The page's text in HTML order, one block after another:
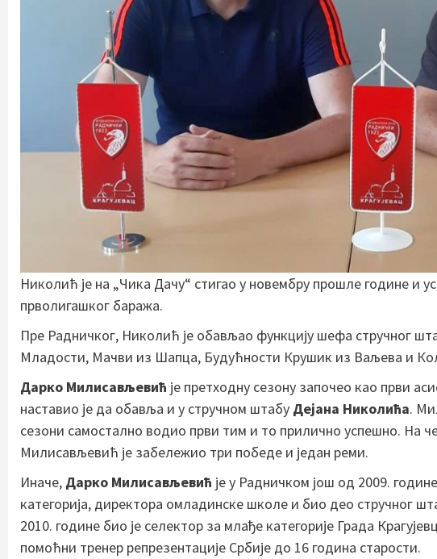
Николић је на „Чика Дачу“ стигао у новембру прошле године и
прволигашког баража.
Пре Радничког, Николић је обављао функцију шефа стручног
Младости, Мачви из Шапца, Будућности Крушик из Ваљева и
Дарко Милисављевић је претходну сезону започео као први
наставио је да обавља и у стручном штабу Дејана Николића.
сезони самостално водио први тим и то прилично успешно. На
Милисављевић је забележио три победе и један реми.
Иначе, Дарко Милисављевић је у Радничком још од 2009.
категорија, директора омладинске школе и био део стручног
2010. године био је селектор за млађе категорије Града
помоћни тренер репрезентације Србије до 16 година старости.